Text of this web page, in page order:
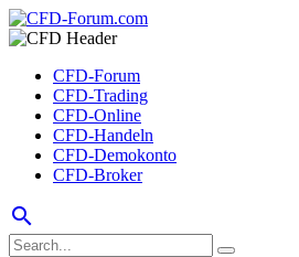
CFD-Forum
CFD-Trading
CFD-Online
CFD-Handeln
CFD-Demokonto
CFD-Broker
search